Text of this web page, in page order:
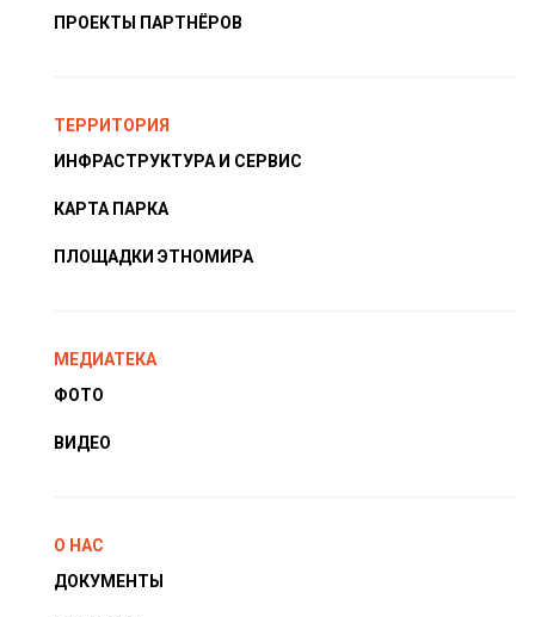
ПРОЕКТЫ ПАРТНЁРОВ
ТЕРРИТОРИЯ
ИНФРАСТРУКТУРА И СЕРВИС
КАРТА ПАРКА
ПЛОЩАДКИ ЭТНОМИРА
МЕДИАТЕКА
ФОТО
ВИДЕО
О НАС
ДОКУМЕНТЫ